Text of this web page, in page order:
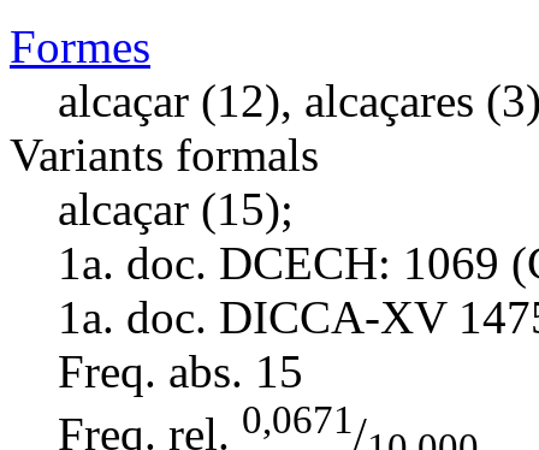
Formes
alcaçar (12), alcaçares
Variants formals
alcaçar (15);
1a. doc. DCECH: 1069
1a. doc. DICCA-XV
Freq. abs. 15
Freq. rel. 0,0671/